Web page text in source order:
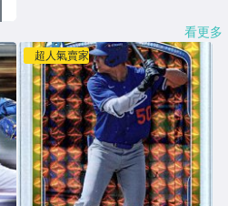
看更多
超人氣賣家